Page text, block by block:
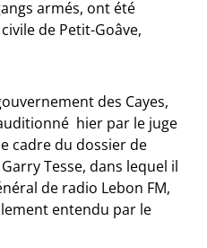
armés, ont été
de Petit-Goâve,
des Cayes,
hier par le juge
cadre du dossier de
Tesse, dans lequel il
de radio Lebon FM,
entendu par le